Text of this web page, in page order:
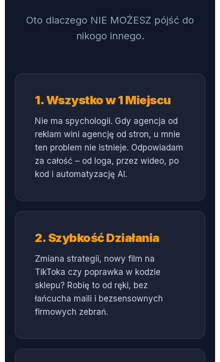
Oto dlaczego NIE MOŻESZ pójść do
nikogo innego.
1. Wszystko w 1 Miejscu
Nie ma spychologii. Gdy agencja od
reklam wini agencję od stron, u mnie
ten problem nie istnieje. Odpowiadam
za całość – od loga, przez wideo, po
kod i automatyzację AI.
2. Szybkość Działania
Zmiana strategii, nowy film na
TikToka czy poprawka w kodzie
sklepu? Robię to od ręki, bez
łańcucha maili i bezsensownych
firmowych zebrań.